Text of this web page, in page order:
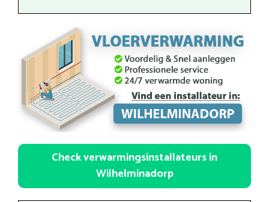
Check verwarmingsinstallateurs in
Wilhelminadorp